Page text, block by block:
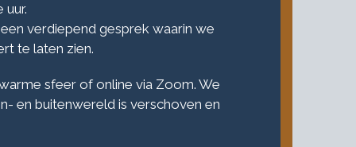
verdiepend gesprek waarin we
te laten zien.
sfeer of online via Zoom. We
en buitenwereld is verschoven en